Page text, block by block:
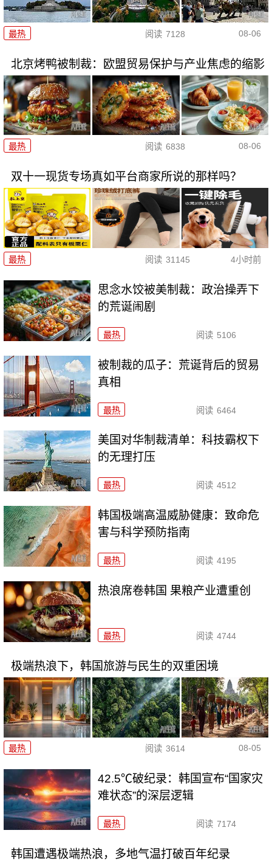
最热 阅读 7128 08-06
北京烤鸭被制裁：欧盟贸易保护与产业焦虑的缩影
最热 阅读 6838 08-06
双十一现货专场真如平台商家所说的那样吗？
最热 阅读 31145 4小时前
思念水饺被美制裁：政治操弄下
的荒诞闹剧
最热 阅读 5106
被制裁的瓜子：荒诞背后的贸易
真相
最热 阅读 6464
美国对华制裁清单：科技霸权下
的无理打压
最热 阅读 4512
韩国极端高温威胁健康：致命危
害与科学预防指南
最热 阅读 4195
热浪席卷韩国 果粮产业遭重创
最热 阅读 4744
极端热浪下，韩国旅游与民生的双重困境
最热 阅读 3614 08-05
42.5℃破纪录：韩国宣布“国家灾
难状态”的深层逻辑
最热 阅读 7174
韩国遭遇极端热浪，多地气温打破百年纪录